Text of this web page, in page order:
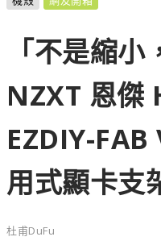
「不是縮小
NZXT 恩
EZDIY-
用式顯卡支
杜甫DuFu